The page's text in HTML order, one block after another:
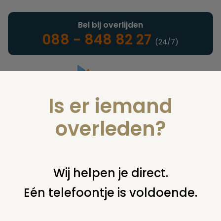
Landelijke uitvaartonderneming
Bel bij overlijden
088 - 848 82 27 (24/7)
U bent hier: home infotheek woordenlijst i identificatie-
Is er iemand
overleden?
Wij helpen je direct.
Eén telefoontje is voldoende.